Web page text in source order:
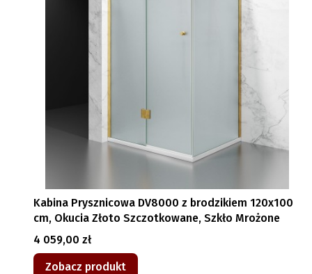
Kabina Prysznicowa DV8000 z brodzikiem 120x100
cm, Okucia Złoto Szczotkowane, Szkło Mrożone
Cena
4 059,00 zł
Zobacz produkt